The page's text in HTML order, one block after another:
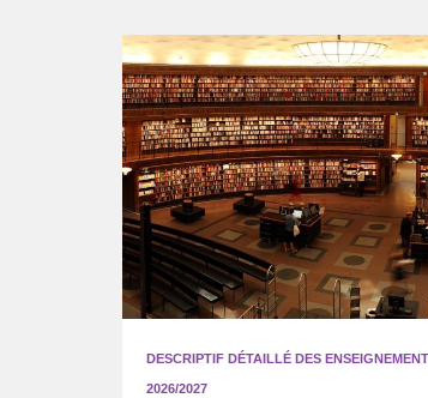
DESCRIPTIF DÉTAILLÉ DES
2026/2027